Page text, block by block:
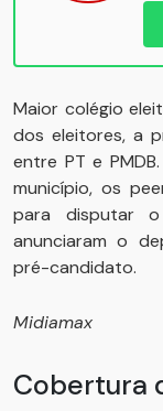
Maior colégio
dos eleitores, a
entre PT e
município, os
para disputar
anunciaram o
pré-candidato.
Midiamax
Cobertura